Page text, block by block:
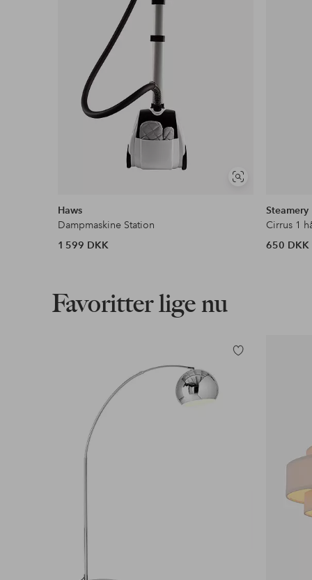
Faktura & Konto
Vores mest fordelagtige betalingsmetode
Læs mere
Se
Haws
Dampmaskine Station
1 599 DKK
Steamery
Cirrus 1
650 DKK
Favoritter lige nu
Tilføj